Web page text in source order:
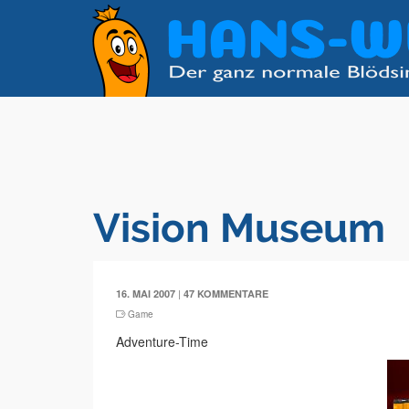
Vision Museum
16. MAI 2007 | 47 KOMMENTARE
Game
Adventure-Time